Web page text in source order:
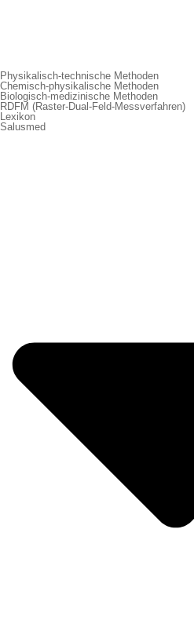
Physikalisch-technische Methoden
Chemisch-physikalische Methoden
Biologisch-medizinische Methoden
RDFM (Raster-Dual-Feld-Messverfahren)
Lexikon
Salusmed